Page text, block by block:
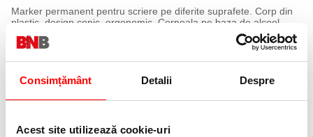
Consimțământ Detalii Despre
Acest site utilizează cookie-uri
Marker permanent pentru scriere pe diferite suprafete. Corp din
plastic, design conic, ergonomic. Cerneala pe baza de alcool,
inodora.